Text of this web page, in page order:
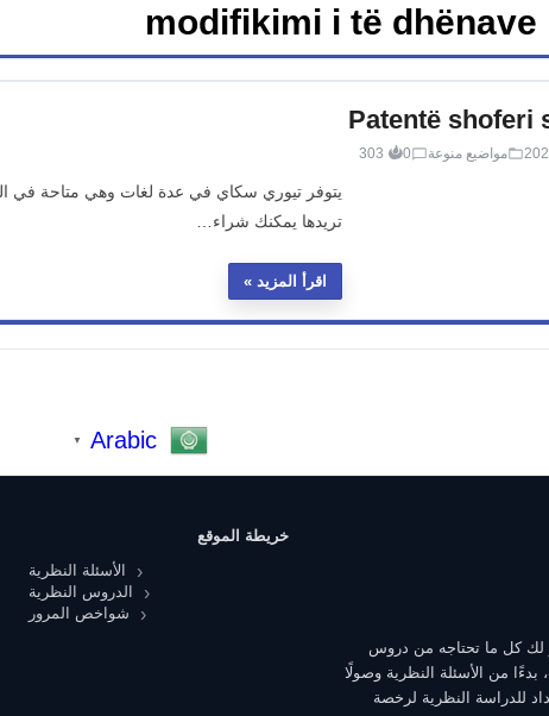
modifikimi i të dhënave
Patentë shoferi
مواضيع منوعة 0
303
يتوفر تيوري سكاي في عدة لغات وهي متاحة في
تريدها يمكنك شراء…
اقرأ المزيد
Arabic
▼
لك كل ما تحتاجه من دروس
من الأسئلة النظرية وصولًا
للدراسة النظرية لرخصة
خريطة الموقع
الأسئلة النظرية
الدروس النظرية
شواخص المرور